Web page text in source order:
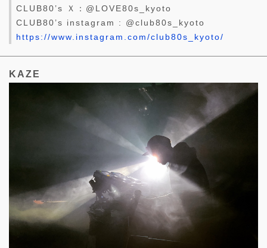
CLUB80’s Ｘ：@LOVE80s_kyoto
CLUB80’s instagram : @club80s_kyoto
https://www.instagram.com/club80s_kyoto/
KAZE